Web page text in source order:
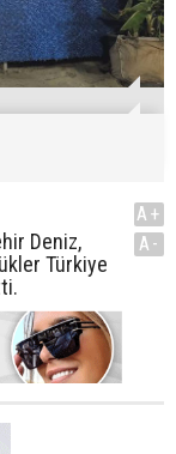
Deniz,
Türkiye
A+
A-